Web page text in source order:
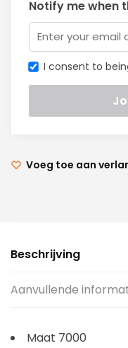
Notify me when
I consent to
Voeg toe aan
Beschrijving
Aanvullende
Maat 7000